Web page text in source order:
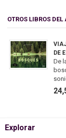
OTROS LIBROS DEL
DE
De
Explorar